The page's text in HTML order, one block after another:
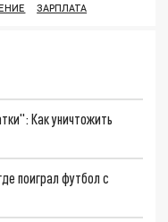
ЗАРПЛАТА
Как уничтожить
поиграл футбол с